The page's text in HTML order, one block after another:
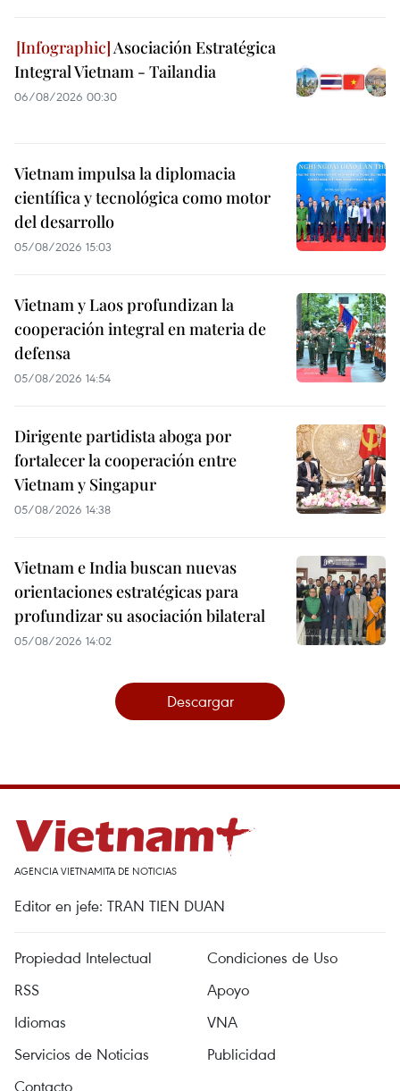
Asociación Estratégica
Integral Vietnam - Tailandia
06/08/2026 00:30
Vietnam impulsa la diplomacia
científica y tecnológica como motor
del desarrollo
05/08/2026 15:03
Vietnam y Laos profundizan la
cooperación integral en materia de
defensa
05/08/2026 14:54
Dirigente partidista aboga por
fortalecer la cooperación entre
Vietnam y Singapur
05/08/2026 14:38
Vietnam e India buscan nuevas
orientaciones estratégicas para
profundizar su asociación bilateral
05/08/2026 14:02
Descargar
AGENCIA VIETNAMITA DE NOTICIAS
Editor en jefe: TRAN TIEN DUAN
Propiedad Intelectual
Condiciones de Uso
RSS
Apoyo
Idiomas
VNA
Servicios de Noticias
Publicidad
Contacto